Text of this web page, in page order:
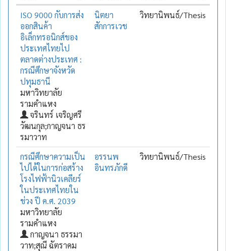
ISO 9000 กับการส่ง
ออกสินค้า
อิเล็กทรอนิกส์ของ
ประเทศไทยไป
ตลาดต่างประเทศ :
กรณีศึกษาจังหวัด
ปทุมธานี
มหาวิทยาลัย
รามคำแหง
จรินทร์ เจริญศรี
วัฒนกุล;กาญจนา ธร
รมาวาท
นิตยา
สักการเวช
วิทยานิพนธ์/Thesis
กรณีศึกษาความเป็น
ไปได้ในการก่อสร้าง
โรงไฟฟ้านิวเคลียร์
ในประเทศไทยใน
ช่วง ปี ค.ศ. 2039
มหาวิทยาลัย
รามคำแหง
กาญจนา ธรรมา
วาท;สุณี ฉัตราคม
อรรนพ
อินทรภักดี
วิทยานิพนธ์/Thesis